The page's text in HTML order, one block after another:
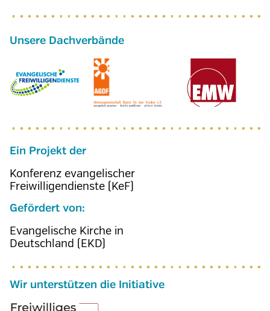
Ein Projekt der
Konferenz evangelischer
Freiwilligendienste (KeF)
Gefördert von:
Evangelische Kirche in
Deutschland (EKD)
Wir unterstützen die Initiative